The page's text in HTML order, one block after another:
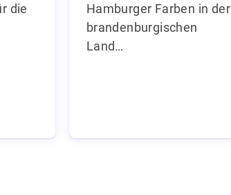
die
Hamburger Farben in der
brandenburgischen
Land…